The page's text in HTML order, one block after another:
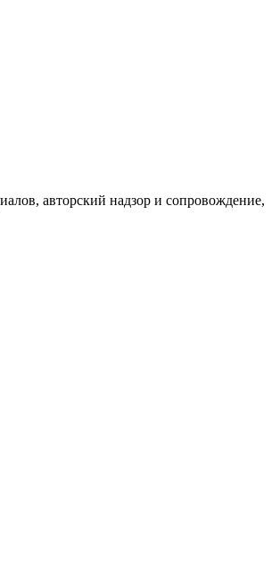
авторский надзор и сопровождение,